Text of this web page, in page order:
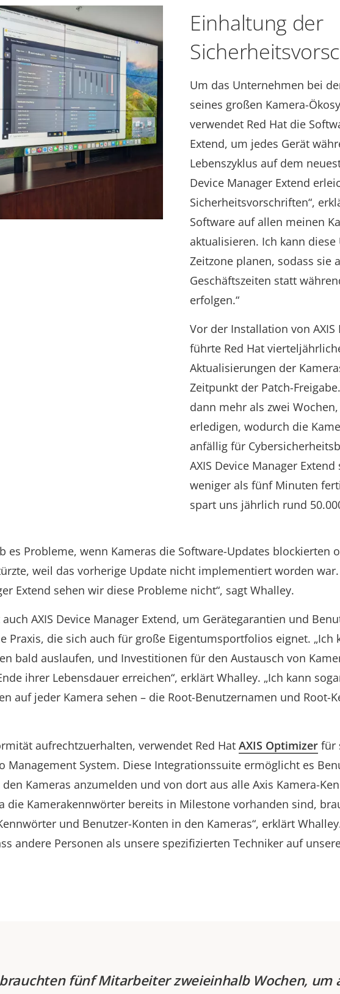
Einhaltung der
Um das Unternehmen bei
seines großen Kamera-
verwendet Red Hat die
Extend, um jedes Gerät
Lebenszyklus auf dem
Device Manager Extend
Sicherheitsvorschriften“,
Software auf allen meinen
aktualisieren. Ich kann diese
Zeitzone planen, sodass sie
Geschäftszeiten statt
erfolgen.“
Vor der Installation von AXIS
führte Red Hat
Aktualisierungen der
Zeitpunkt der Patch-
dann mehr als zwei
erledigen, wodurch die
anfällig für
AXIS Device Manager
weniger als fünf Minuten
spart uns jährlich rund
es Probleme, wenn Kameras die Software-Updates blockierten
weil das vorherige Update nicht implementiert worden war.
Extend sehen wir diese Probleme nicht“, sagt Whalley.
AXIS Device Manager Extend, um Gerätegarantien und
Praxis, die sich auch für große Eigentumsportfolios eignet. „Ich
bald auslaufen, und Investitionen für den Austausch von
ihrer Lebensdauer erreichen“, erklärt Whalley. „Ich kann
auf jeder Kamera sehen – die Root-Benutzernamen und Root-
aufrechtzuerhalten, verwendet Red Hat AXIS Optimizerfür
Management System. Diese Integrationssuite ermöglicht es
Kameras anzumelden und von dort aus alle Axis Kamera-
die Kamerakennwörter bereits in Milestone vorhanden sind,
und Benutzer-Konten in den Kameras“, erklärt
andere Personen als unsere spezifizierten Techniker auf
fünf Mitarbeiter zweieinhalb Wochen, um